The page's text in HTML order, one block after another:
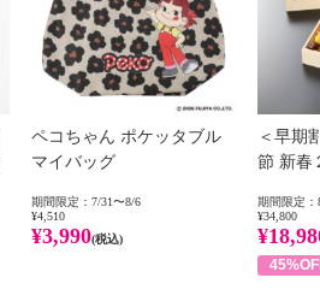
ペコちゃん ポケッタブル
マイバッグ
期間限定：7/31〜8/6
¥4,510
¥3,990(税込)
＜早期
節 新春
期間限定：
¥34,800